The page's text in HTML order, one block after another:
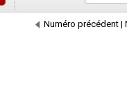
Numéro précédent |